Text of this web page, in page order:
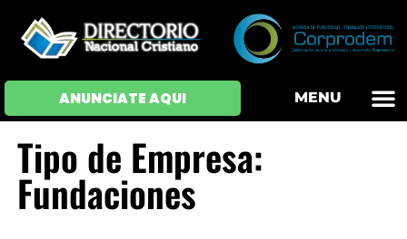
ANUNCIATE AQUI MENU
Tipo de Empresa:
Fundaciones